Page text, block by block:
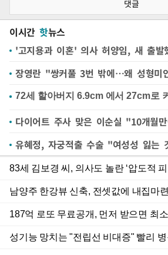
댓글
이시간 핫뉴스
'고지용과 이혼' 의사 허양임, 새 출발
장영란 "쌍커풀 3번 밖에…왜 성형미
다이어트 주사 맞은 이순실 "10개월
유혜정, 자궁적출 수술 "여성성 잃는